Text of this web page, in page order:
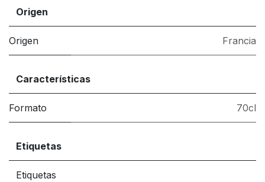
Origen
Origen Francia
Características
Formato 70cl
Etiquetas
Etiquetas